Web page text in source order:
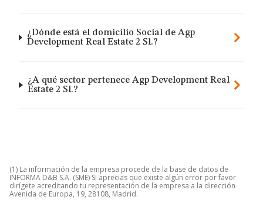
¿Dónde está el domicilio Social de Agp
Development Real Estate 2 Sl.?
¿A qué sector pertenece Agp Development Real
Estate 2 Sl.?
(1) La información de la empresa procede de la base de datos de
INFORMA D&B S.A. (SME) Si aprecias que existe algún error por favor
dirígete acreditando tu representación de la empresa a la dirección
Avenida de Europa, 19, 28108, Madrid.